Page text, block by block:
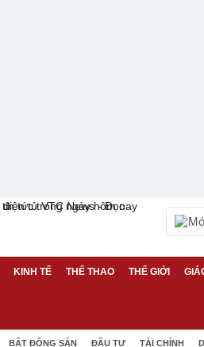
KINH TẾ THỂ THAO THẾ GIỚI
BẤT ĐỘNG SẢN ĐẦU TƯ TÀI CHÍNH